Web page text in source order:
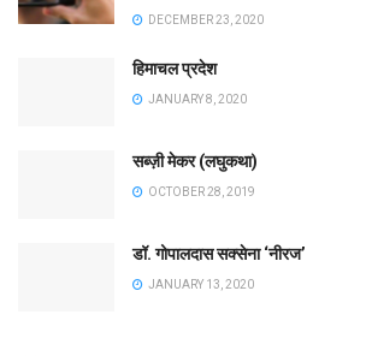
DECEMBER 23, 2020
हिमाचल प्रदेश
JANUARY 8, 2020
सब्ज़ी मेकर (लघुकथा)
OCTOBER 28, 2019
डॉ. गोपालदास सक्सेना ‘नीरज’
JANUARY 13, 2020